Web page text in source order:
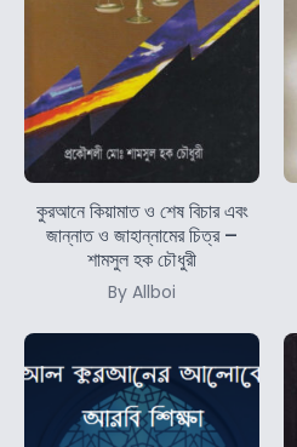
কুরআনে কিয়ামাত ও শেষ বিচার এবং
জান্নাত ও জাহান্নামের চিত্র –
শামসুল হক চৌধুরী
By Allboi